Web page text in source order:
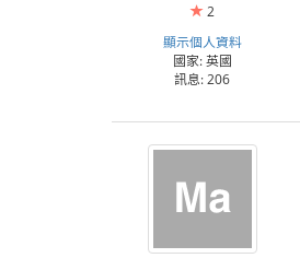
2
顯示個人資料
國家: 英國
訊息: 206